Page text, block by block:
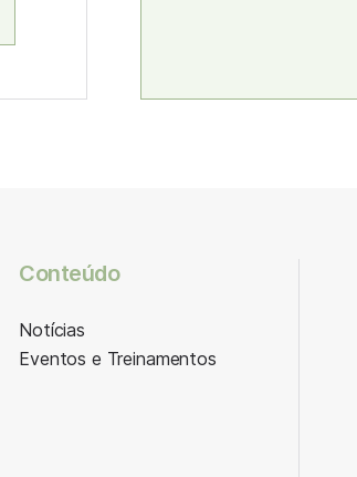
Conteúdo
Notícias
Eventos e Treinamentos